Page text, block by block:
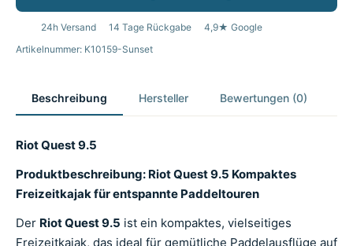
24h Versand 14 Tage Rückgabe
4,9★ Google
Artikelnummer: K10159-Sunset
Beschreibung Hersteller Bewertungen (0)
Riot Quest 9.5
Produktbeschreibung: Riot Quest 9.5 Kompaktes
Freizeitkajak für entspannte Paddeltouren
Der Riot Quest 9.5 ist ein kompaktes, vielseitiges
Freizeitkajak, das ideal für gemütliche Paddelausflüge auf